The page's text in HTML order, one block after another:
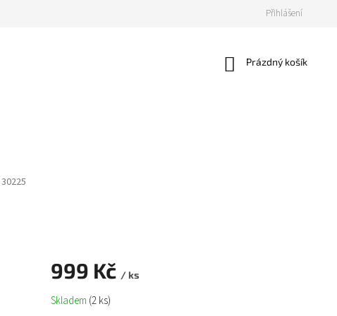
Přihlášení
Nákupní
Prázdný košík
30225
999 Kč / ks
Měrná
cena:
Skladem (2 ks)